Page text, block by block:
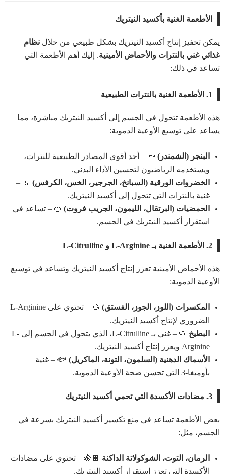
الأطعمة الغنية بأكسيد النيتريك
يمكن تحفيز إنتاج أكسيد النيتريك بشكل طبيعي من خلال نظام
غذائي غني بالنترات والأحماض الأمينية. إليك أهم الأطعمة التي
تساعد في ذلك:
1. الأطعمة الغنية بالنترات الطبيعية
هذه الأطعمة تتحول في الجسم إلى أكسيد النيتريك مباشرة، مما
يساعد على توسيع الأوعية الدموية:
البنجر (الشمندر) 🥕 – أحد أقوى المصادر الطبيعية للنترات،
ويستخدمه الرياضيون لتحسين الأداء البدني.
الخضروات الورقية (السبانخ، الجرجير، الخس، الكرفس) 🥬 –
غنية بالنترات التي تتحول إلى أكسيد النيتريك.
الحمضيات (البرتقال، الليمون، الجريب فروت) 🍊 – تساعد في
استقرار أكسيد النيتريك في الجسم.
2. الأطعمة الغنية بـ L-Arginine و L-Citrulline
هذه الأحماض الأمينية تعزز إنتاج أكسيد النيتريك وتساعد في توسيع
الأوعية الدموية:
المكسرات (اللوز، الجوز، الفستق)
🌰 – تحتوي على L-Arginine
الضروري لإنتاج أكسيد النيتريك.
البطيخ
🍉 – غني بـ L-Citrulline، الذي يتحول في الجسم إلى L-
Arginine ويعزز إنتاج أكسيد النيتريك.
الأسماك الدهنية (السلمون، التونة، الماكريل) 🐟 – غنية
بأوميغا-3 التي تحسن صحة الأوعية الدموية.
3. مضادات الأكسدة التي تحمي أكسيد النيتريك
بعض الأطعمة تساعد في منع تكسير أكسيد النيتريك بسرعة في
الجسم، مثل:
الرمان، التوت، الشوكولاتة الداكنة 🍫🍇 – تحتوي على مضادات
الأكسدة التي تعزز استقرار أكسيد النيتريك.